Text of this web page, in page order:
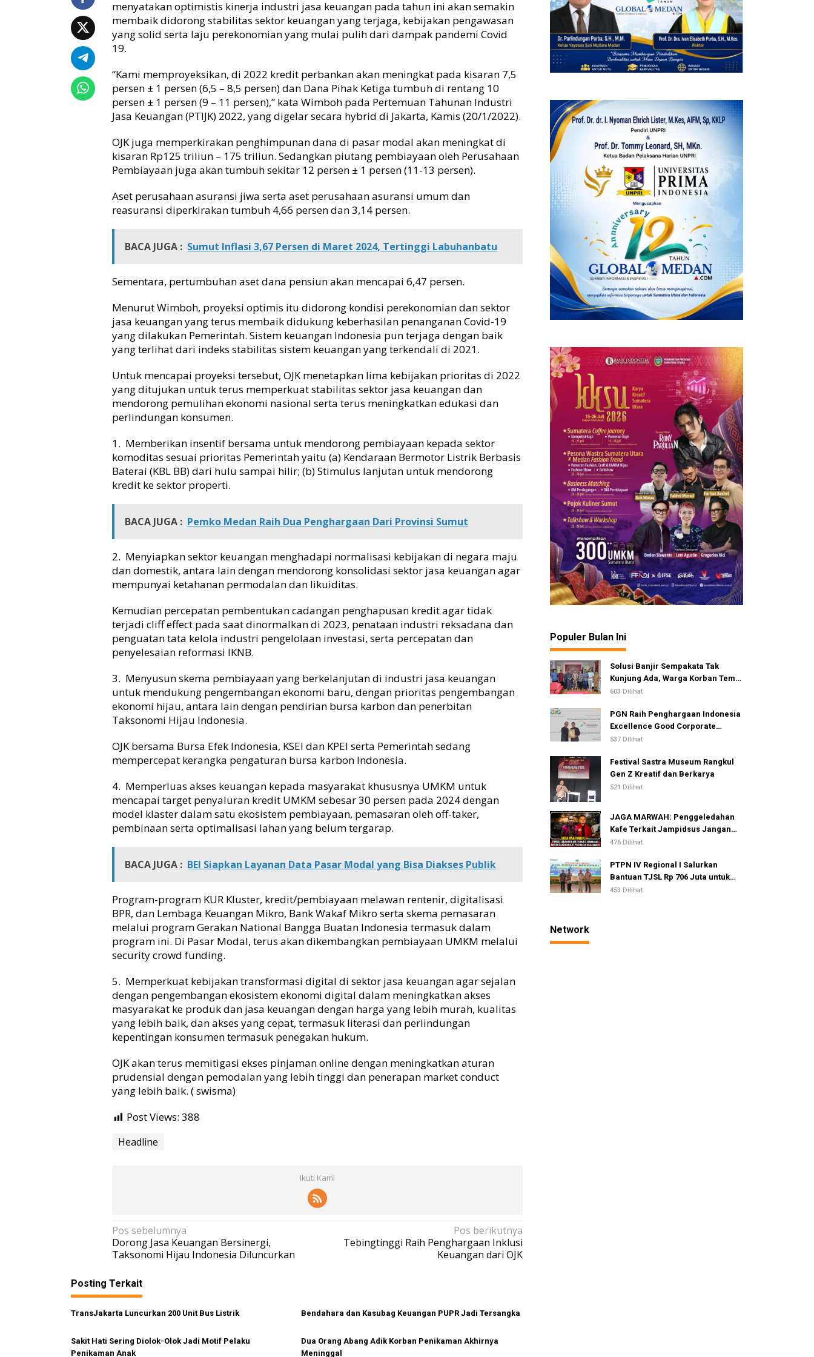
i
k
menyatakan optimistis kinerja industri jasa keuangan pada tahun ini akan semakin
membaik didorong stabilitas sektor keuangan yang terjaga, kebijakan pengawasan
yang solid serta laju perekonomian yang mulai pulih dari dampak pandemi Covid
19.
“Kami memproyeksikan, di 2022 kredit perbankan akan meningkat pada kisaran 7,5
persen ± 1 persen (6,5 – 8,5 persen) dan Dana Pihak Ketiga tumbuh di rentang 10
persen ± 1 persen (9 – 11 persen),” kata Wimboh pada Pertemuan Tahunan Industri
Jasa Keuangan (PTIJK) 2022, yang digelar secara hybrid di Jakarta, Kamis (20/1/2022).
OJK juga memperkirakan penghimpunan dana di pasar modal akan meningkat di
kisaran Rp125 triliun – 175 triliun. Sedangkan piutang pembiayaan oleh Perusahaan
Pembiayaan juga akan tumbuh sekitar 12 persen ± 1 persen (11-13 persen).
Aset perusahaan asuransi jiwa serta aset perusahaan asuransi umum dan
reasuransi diperkirakan tumbuh 4,66 persen dan 3,14 persen.
BACA JUGA : Sumut Inflasi 3,67 Persen di Maret 2024, Tertinggi Labuhanbatu
Sementara, pertumbuhan aset dana pensiun akan mencapai 6,47 persen.
Menurut Wimboh, proyeksi optimis itu didorong kondisi perekonomian dan sektor
jasa keuangan yang terus membaik didukung keberhasilan penanganan Covid-19
yang dilakukan Pemerintah. Sistem keuangan Indonesia pun terjaga dengan baik
yang terlihat dari indeks stabilitas sistem keuangan yang terkendali di 2021.
Untuk mencapai proyeksi tersebut, OJK menetapkan lima kebijakan prioritas di 2022
yang ditujukan untuk terus memperkuat stabilitas sektor jasa keuangan dan
mendorong pemulihan ekonomi nasional serta terus meningkatkan edukasi dan
perlindungan konsumen.
1. Memberikan insentif bersama untuk mendorong pembiayaan kepada sektor
komoditas sesuai prioritas Pemerintah yaitu (a) Kendaraan Bermotor Listrik Berbasis
Baterai (KBL BB) dari hulu sampai hilir; (b) Stimulus lanjutan untuk mendorong
kredit ke sektor properti.
BACA JUGA : Pemko Medan Raih Dua Penghargaan Dari Provinsi Sumut
2. Menyiapkan sektor keuangan menghadapi normalisasi kebijakan di negara maju
dan domestik, antara lain dengan mendorong konsolidasi sektor jasa keuangan agar
mempunyai ketahanan permodalan dan likuiditas.
Kemudian percepatan pembentukan cadangan penghapusan kredit agar tidak
terjadi cliff effect pada saat dinormalkan di 2023, penataan industri reksadana dan
penguatan tata kelola industri pengelolaan investasi, serta percepatan dan
penyelesaian reformasi IKNB.
3. Menyusun skema pembiayaan yang berkelanjutan di industri jasa keuangan
untuk mendukung pengembangan ekonomi baru, dengan prioritas pengembangan
ekonomi hijau, antara lain dengan pendirian bursa karbon dan penerbitan
Taksonomi Hijau Indonesia.
OJK bersama Bursa Efek Indonesia, KSEI dan KPEI serta Pemerintah sedang
mempercepat kerangka pengaturan bursa karbon Indonesia.
4. Memperluas akses keuangan kepada masyarakat khususnya UMKM untuk
mencapai target penyaluran kredit UMKM sebesar 30 persen pada 2024 dengan
model klaster dalam satu ekosistem pembiayaan, pemasaran oleh off-taker,
pembinaan serta optimalisasi lahan yang belum tergarap.
BACA JUGA : BEI Siapkan Layanan Data Pasar Modal yang Bisa Diakses Publik
Program-program KUR Kluster, kredit/pembiayaan melawan rentenir, digitalisasi
BPR, dan Lembaga Keuangan Mikro, Bank Wakaf Mikro serta skema pemasaran
melalui program Gerakan National Bangga Buatan Indonesia termasuk dalam
program ini. Di Pasar Modal, terus akan dikembangkan pembiayaan UMKM melalui
security crowd funding.
5. Memperkuat kebijakan transformasi digital di sektor jasa keuangan agar sejalan
dengan pengembangan ekosistem ekonomi digital dalam meningkatkan akses
masyarakat ke produk dan jasa keuangan dengan harga yang lebih murah, kualitas
yang lebih baik, dan akses yang cepat, termasuk literasi dan perlindungan
kepentingan konsumen termasuk penegakan hukum.
OJK akan terus memitigasi ekses pinjaman online dengan meningkatkan aturan
prudensial dengan pemodalan yang lebih tinggi dan penerapan market conduct
yang lebih baik. ( swisma)
Post Views: 388
Headline
Ikuti Kami
N
a
i
g
a
s
i
Pos sebelumnya
Dorong Jasa Keuangan Bersinergi,
Taksonomi Hijau Indonesia Diluncurkan
Pos berikutnya
Tebingtinggi Raih Penghargaan Inklusi
Keuangan dari OJK
Posting Terkait
TransJakarta Luncurkan 200 Unit Bus Listrik Bendahara dan Kasubag Keuangan PUPR Jadi Tersangka
Sakit Hati Sering Diolok-Olok Jadi Motif Pelaku
Penikaman Anak
Dua Orang Abang Adik Korban Penikaman Akhirnya
Meninggal
Populer Bulan Ini
Solusi Banjir Sempakata Tak
Kunjung Ada, Warga Korban Temui
Ketua DPRD Kota Medan
603 Dilihat
PGN Raih Penghargaan Indonesia
Excellence Good Corporate
Governance Awards 2026
537 Dilihat
Festival Sastra Museum Rangkul
Gen Z Kreatif dan Berkarya
521 Dilihat
JAGA MARWAH: Penggeledahan
Kafe Terkait Jampidsus Jangan
Dijadikan Alat Pelemahan
476 Dilihat
PTPN IV Regional I Salurkan
Bantuan TJSL Rp 706 Juta untuk
Pembangunan Sosial
453 Dilihat
Network